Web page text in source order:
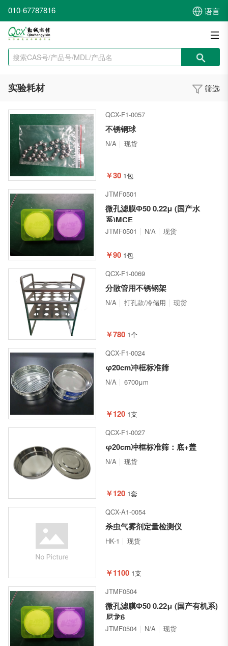
010-67787816 语言
实验耗材 筛选
QCX-F1-0057
不锈钢球
N/A 现货
￥30 1包
JTMF0501
微孔滤膜Ф50 0.22μ (国产水
系)MCE
JTMF0501 N/A 现货
￥90 1包
QCX-F1-0069
分散管用不锈钢架
N/A 打孔款/冷储用 现货
￥780 1个
QCX-F1-0024
φ20cm冲框标准筛
N/A 6700μm
￥120 1支
QCX-F1-0027
φ20cm冲框标准筛：底+盖
N/A 现货
￥120 1套
QCX-A1-0054
杀虫气雾剂定量检测仪
HK-1 现货
￥1100 1支
JTMF0504
微孔滤膜Ф50 0.22μ (国产有机系)
尼龙6
JTMF0504 N/A 现货